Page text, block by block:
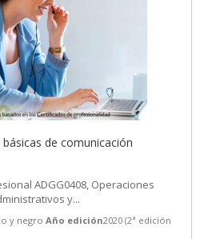
de comunicación
ADGG0408, Operaciones
y...
y negro Año edición2020 (2ª edición